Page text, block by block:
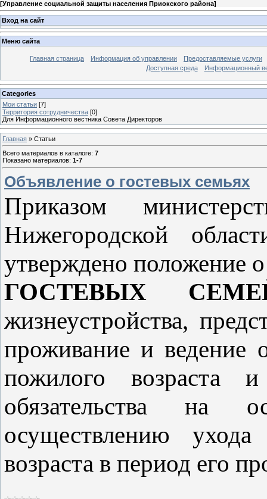
[Управление социальной защиты населения Приокского района]
Вход на сайт
Меню сайта
Главная страница Информация об управлении
Предоставляемые услуги
Доступная среда
Информационный
Categories
Мои статьи [7]
Территория сотрудничества [0]
Для Информационного вестника Совета Директоров
Главная » Статьи
Всего материалов в каталоге: 7
Показано материалов: 1-7
Объявление о гостевых семьях
Приказом
Нижегородской
утверждено положение
ГОСТЕВЫХ
жизнеустройства,
проживание и ведение
пожилого возраста
обязательства на
осуществлению
возраста в период его